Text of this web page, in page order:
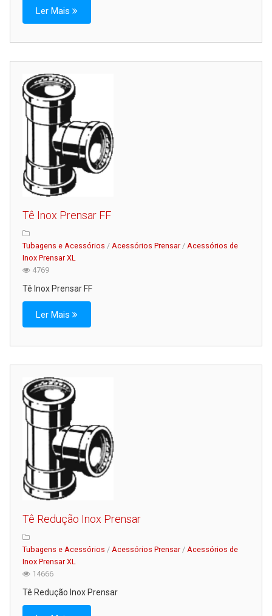
Ler Mais
Tê Inox Prensar FF
Tubagens e Acessórios / Acessórios Prensar/ Acessórios de
Inox Prensar XL
4769
Tê Inox Prensar FF
Ler Mais
Tê Redução Inox Prensar
Tubagens e Acessórios / Acessórios Prensar/ Acessórios de
Inox Prensar XL
14666
Tê Redução Inox Prensar